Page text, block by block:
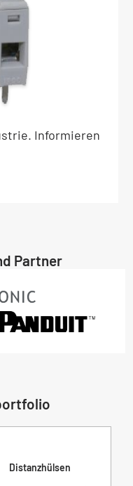
Informieren
Partner
Distanzhülsen